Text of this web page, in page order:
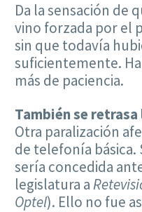
Da la sensación de
vino forzada por el
sin que todavía
suficientemente.
más de paciencia.
También se
Otra paralización
de telefonía básica.
sería concedida
legislatura a
Optel). Ello no fue